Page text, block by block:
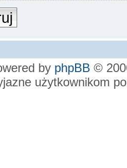
by phpBB ©
użytkownikom